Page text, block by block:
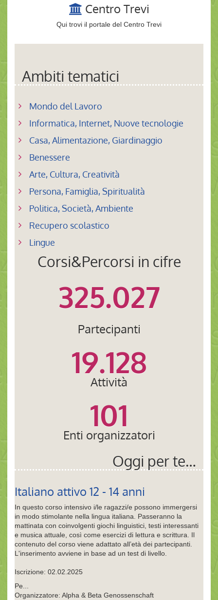
Centro Trevi
Qui trovi il portale del Centro Trevi
Ambiti tematici
Mondo del Lavoro
Informatica, Internet, Nuove tecnologie
Casa, Alimentazione, Giardinaggio
Benessere
Arte, Cultura, Creatività
Persona, Famiglia, Spiritualità
Politica, Società, Ambiente
Recupero scolastico
Lingue
Corsi&Percorsi in cifre
325.027
Partecipanti
19.128
Attività
101
Enti organizzatori
Oggi per te…
Italiano attivo 12 - 14 anni
In questo corso intensivo i/le ragazzi/e possono immergersi
in modo stimolante nella lingua italiana. Passeranno la
mattinata con coinvolgenti giochi linguistici, testi interessanti
e musica attuale, così come esercizi di lettura e scrittura. Il
contenuto del corso viene adattato all’età dei partecipanti.
L'inserimento avviene in base ad un test di livello.
Iscrizione: 02.02.2025
Pe...
Organizzatore: Alpha & Beta Genossenschaft